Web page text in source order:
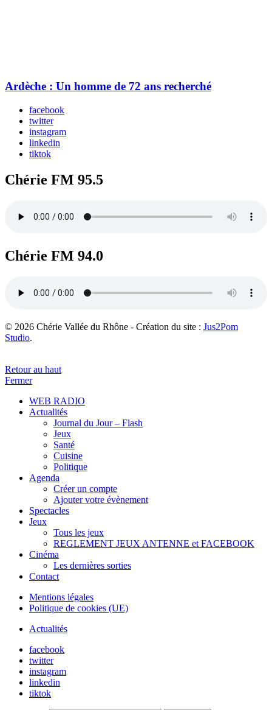
Ardèche : Un homme de 72 ans recherché
facebook
twitter
instagram
linkedin
tiktok
Chérie FM 95.5
Chérie FM 94.0
© 2026 Chérie Vallée du Rhône - Création du site : Jus2Pom
Studio.
Retour au haut
Fermer
WEB RADIO
Actualités
Journal du Jour – Flash
Jeux
Santé
Cuisine
Politique
Agenda
Créer un compte
Ajouter votre évènement
Spectacles
Jeux
Tous les jeux
REGLEMENT JEUX ANTENNE et FACEBOOK
Cinéma
Les dernières sorties
Contact
Mentions légales
Politique de cookies (UE)
Actualités
facebook
twitter
instagram
linkedin
tiktok